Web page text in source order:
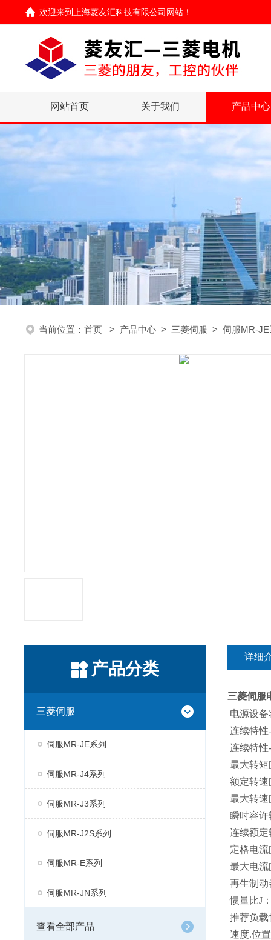
欢迎来到 上海菱友汇科技有限公司网站 ！
网站首页 关于我们 产品中心
当前位置： 首页 > 产品中心 > 三菱伺服 > 伺服MR-JE
产品分类
三菱伺服
伺服MR-JE系列
伺服MR-J4系列
伺服MR-J3系列
伺服MR-J2S系列
伺服MR-E系列
伺服MR-JN系列
查看全部产品
详细
三菱伺服
电源设
连续特性
连续特性
最大转矩
额定转速
最大转速
瞬时容许
连续额定
定格电
最大电流
再生制动
惯量比J
推荐负载
速度.位